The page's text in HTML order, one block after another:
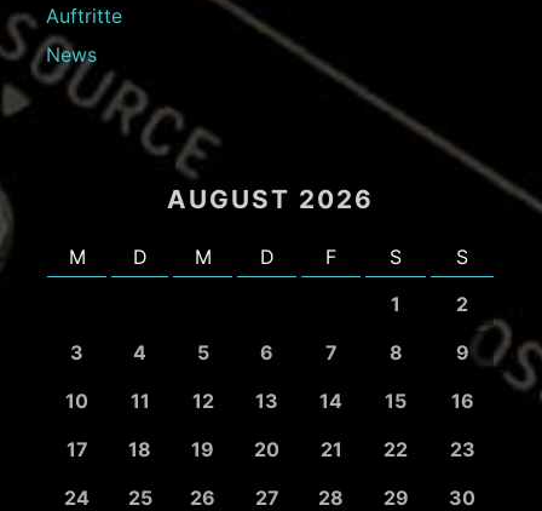
Auftritte
News
AUGUST 2026
M D M D F S
S
1
2
3
4 5 6 7 8
9
10
11 12 13 14 15
16
17
18 19 20 21 22
23
24
25 26 27 28 29
30